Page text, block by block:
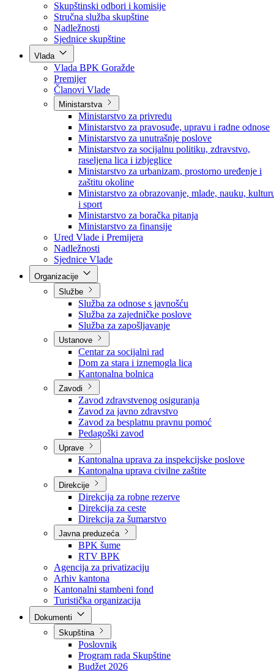
Poslanici po strankama
Poslanici po klubovima naroda
Kolegij skupštine
Skupštinski odbori i komisije
Stručna služba skupštine
Nadležnosti
Sjednice skupštine
Vlada
Vlada BPK Goražde
Premijer
Članovi Vlade
Ministarstva
Ministarstvo za privredu
Ministarstvo za pravosuđe, upravu i radne odnose
Ministarstvo za unutrašnje poslove
Ministarstvo za socijalnu politiku, zdravstvo,
raseljena lica i izbjeglice
Ministarstvo za urbanizam, prostorno uređenje i
zaštitu okoline
Ministarstvo za obrazovanje, mlade, nauku,
i sport
Ministarstvo za boračka pitanja
Ministarstvo za finansije
Ured Vlade i Premijera
Nadležnosti
Sjednice Vlade
Službe
Služba za odnose s javnošću
Služba za zajedničke poslove
Služba za zapošljavanje
Ustanove
Centar za socijalni rad
Dom za stara i iznemogla lica
Kantonalna bolnica
Zavodi
Zavod zdravstvenog osiguranja
Zavod za javno zdravstvo
Zavod za besplatnu pravnu pomoć
Pedagoški zavod
Uprave
Kantonalna uprava za inspekcijske poslove
Kantonalna uprava civilne zaštite
Direkcije
Direkcija za robne rezerve
Direkcija za ceste
Direkcija za šumarstvo
Javna preduzeća
BPK šume
RTV BPK
Agencija za privatizaciju
Arhiv kantona
Kantonalni stambeni fond
Turistička organizacija
Skupština